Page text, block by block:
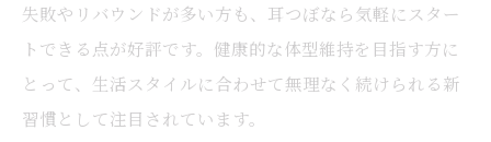
自律神経ケアを耳つぼで無理なく始めるコ
ツ
失敗やリバウンドが多い方も、耳つぼなら気軽にスター
トできる点が好評です。健康的な体型維持を目指す方に
とって、生活スタイルに合わせて無理なく続けられる新
習慣として注目されています。